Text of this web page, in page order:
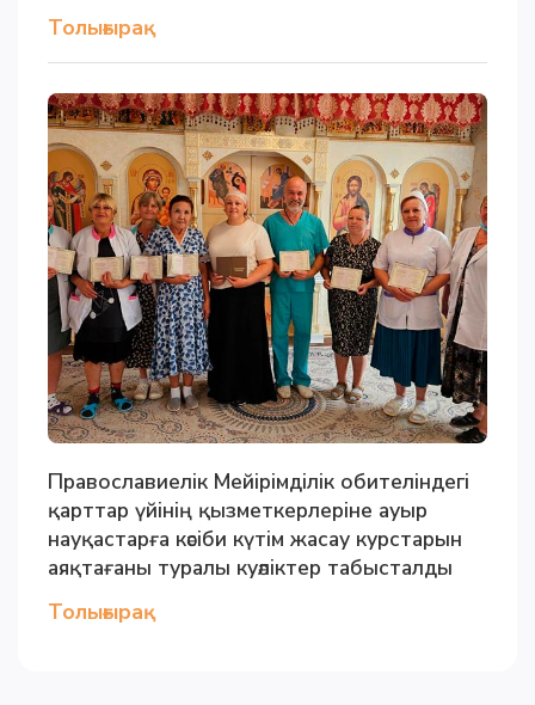
Толығырақ
Православиелік Мейірімділік обителіндегі
қарттар үйінің қызметкерлеріне ауыр
науқастарға кәсіби күтім жасау курстарын
аяқтағаны туралы куәліктер табысталды
Толығырақ